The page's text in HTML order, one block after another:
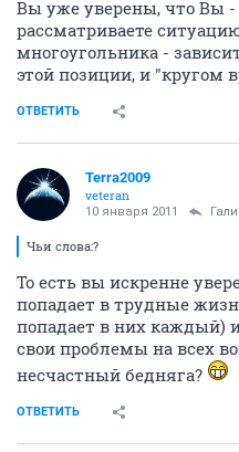
Вы уже уверены, что Вы -
рассматриваете
многоугольника -
этой позиции, и "кругом
ОТВЕТИТЬ
Terra2009
veteran
10 января 2011
Чьи слова:?
То есть вы искренне
попадает в трудные
попадает в них каждый)
свои проблемы на всех
несчастный бедняга?
ОТВЕТИТЬ